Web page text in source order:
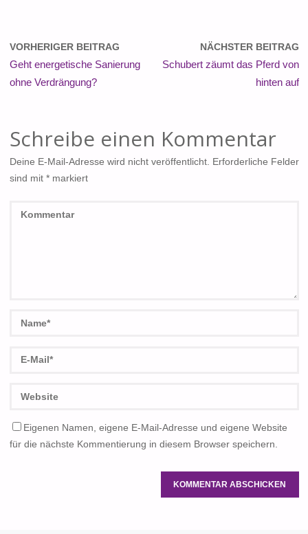
VORHERIGER BEITRAG
Geht energetische Sanierung
ohne Verdrängung?
NÄCHSTER BEITRAG
Schubert zäumt das Pferd von
hinten auf
Schreibe einen Kommentar
Deine E-Mail-Adresse wird nicht veröffentlicht.
Erforderliche Felder
sind mit *markiert
Eigenen Namen, eigene E-Mail-Adresse und eigene Website
für die nächste Kommentierung in diesem Browser speichern.